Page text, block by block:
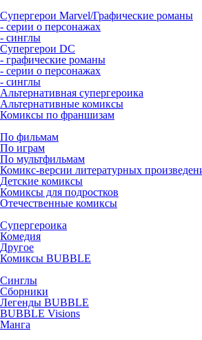
Супергерои Marvel/Графические романы
- серии о персонажах
- синглы
Супергерои DC
- графические романы
- серии о персонажах
- синглы
Альтернативная супергероика
Альтернативные комиксы
Комиксы по франшизам
По фильмам
По играм
По мультфильмам
Комикс-версии литературных
Детские комиксы
Комиксы для подростков
Отечественные комиксы
Супергероика
Комедия
Другое
Комиксы BUBBLE
Синглы
Сборники
Легенды BUBBLE
BUBBLE Visions
Манга